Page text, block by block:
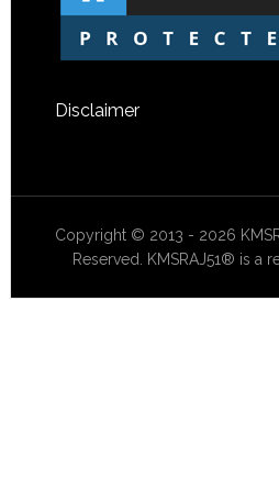
Disclaimer
Copyright © 2013 - 2026
Reserved. KMSRAJ51® is a